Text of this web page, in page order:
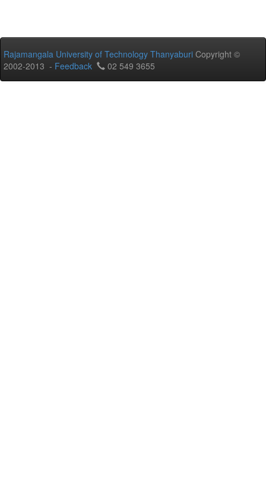
Rajamangala University of Technology Thanyaburi Copyright ©
2002-2013 - Feedback 02 549 3655